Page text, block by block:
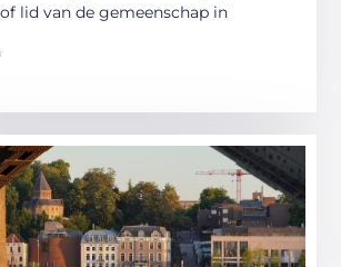
lid van de gemeenschap in